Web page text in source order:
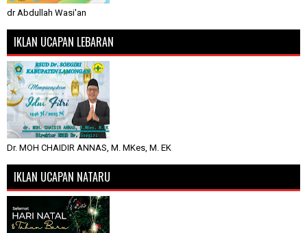
dr Abdullah Wasi'an
IKLAN UCAPAN LEBARAN
Dr. MOH CHAIDIR ANNAS, M. MKes, M. EK
IKLAN UCAPAN NATARU